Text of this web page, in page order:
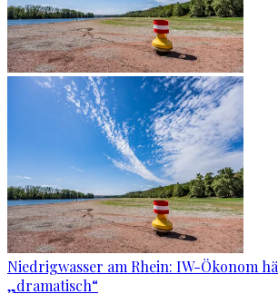
Niedrigwasser am Rhein: IW-Ökonom
„dramatisch“